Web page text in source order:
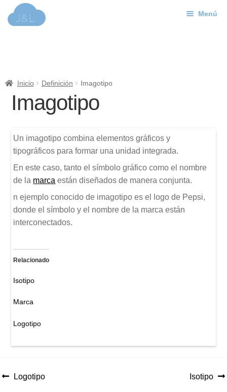
Menú
Inicio Definición Imagotipo
Imagotipo
Un imagotipo combina elementos gráficos y
tipográficos para formar una unidad integrada.
En este caso, tanto el símbolo gráfico como el nombre
de la marca están diseñados de manera conjunta.
n ejemplo conocido de imagotipo es el logo de Pepsi,
donde el símbolo y el nombre de la marca están
interconectados.
Relacionado
Isotipo
Marca
Logotipo
Navegación
Anterior:
Logotipo Siguiente:
Isotipo